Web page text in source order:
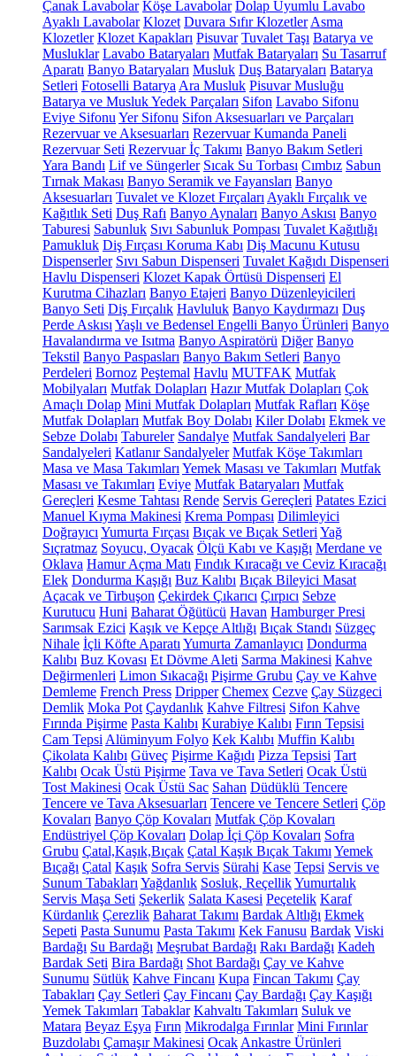
Çanak Lavabolar Köşe Lavabolar Dolap Uyumlu Lavabo
Ayaklı Lavabolar Klozet Duvara Sıfır Klozetler Asma
Klozetler Klozet Kapakları Pisuvar Tuvalet Taşı Batarya ve
Musluklar Lavabo Bataryaları Mutfak Bataryaları Su Tasarruf
Aparatı Banyo Bataryaları Musluk Duş Bataryaları Batarya
Setleri Fotoselli Batarya Ara Musluk Pisuvar Musluğu
Batarya ve Musluk Yedek Parçaları Sifon Lavabo Sifonu
Eviye Sifonu Yer Sifonu Sifon Aksesuarları ve Parçaları
Rezervuar ve Aksesuarları Rezervuar Kumanda Paneli
Rezervuar Seti Rezervuar İç Takımı Banyo Bakım Setleri
Yara Bandı Lif ve Süngerler Sıcak Su Torbası Cımbız Sabun
Tırnak Makası Banyo Seramik ve Fayansları Banyo
Aksesuarları Tuvalet ve Klozet Fırçaları Ayaklı Fırçalık ve
Kağıtlık Seti Duş Rafı Banyo Aynaları Banyo Askısı Banyo
Taburesi Sabunluk Sıvı Sabunluk Pompası Tuvalet Kağıtlığı
Pamukluk Diş Fırçası Koruma Kabı Diş Macunu Kutusu
Dispenserler Sıvı Sabun Dispenseri Tuvalet Kağıdı Dispenseri
Havlu Dispenseri Klozet Kapak Örtüsü Dispenseri El
Kurutma Cihazları Banyo Etajeri Banyo Düzenleyicileri
Banyo Seti Diş Fırçalık Havluluk Banyo Kaydırmazı Duş
Perde Askısı Yaşlı ve Bedensel Engelli Banyo Ürünleri Banyo
Havalandırma ve Isıtma Banyo Aspiratörü Diğer Banyo
Tekstil Banyo Paspasları Banyo Bakım Setleri Banyo
Perdeleri Bornoz Peştemal Havlu MUTFAK Mutfak
Mobilyaları Mutfak Dolapları Hazır Mutfak Dolapları Çok
Amaçlı Dolap Mini Mutfak Dolapları Mutfak Rafları Köşe
Mutfak Dolapları Mutfak Boy Dolabı Kiler Dolabı Ekmek ve
Sebze Dolabı Tabureler Sandalye Mutfak Sandalyeleri Bar
Sandalyeleri Katlanır Sandalyeler Mutfak Köşe Takımları
Masa ve Masa Takımları Yemek Masası ve Takımları Mutfak
Masası ve Takımları Eviye Mutfak Bataryaları Mutfak
Gereçleri Kesme Tahtası Rende Servis Gereçleri Patates Ezici
Manuel Kıyma Makinesi Krema Pompası Dilimleyici
Doğrayıcı Yumurta Fırçası Bıçak ve Bıçak Setleri Yağ
Sıçratmaz Soyucu, Oyacak Ölçü Kabı ve Kaşığı Merdane ve
Oklava Hamur Açma Matı Fındık Kıracağı ve Ceviz Kıracağı
Elek Dondurma Kaşığı Buz Kalıbı Bıçak Bileyici Masat
Açacak ve Tirbuşon Çekirdek Çıkarıcı Çırpıcı Sebze
Kurutucu Huni Baharat Öğütücü Havan Hamburger Presi
Sarımsak Ezici Kaşık ve Kepçe Altlığı Bıçak Standı Süzgeç
Nihale İçli Köfte Aparatı Yumurta Zamanlayıcı Dondurma
Kalıbı Buz Kovası Et Dövme Aleti Sarma Makinesi Kahve
Değirmenleri Limon Sıkacağı Pişirme Grubu Çay ve Kahve
Demleme French Press Dripper Chemex Cezve Çay Süzgeci
Demlik Moka Pot Çaydanlık Kahve Filtresi Sifon Kahve
Fırında Pişirme Pasta Kalıbı Kurabiye Kalıbı Fırın Tepsisi
Cam Tepsi Alüminyum Folyo Kek Kalıbı Muffin Kalıbı
Çikolata Kalıbı Güveç Pişirme Kağıdı Pizza Tepsisi Tart
Kalıbı Ocak Üstü Pişirme Tava ve Tava Setleri Ocak Üstü
Tost Makinesi Ocak Üstü Sac Sahan Düdüklü Tencere
Tencere ve Tava Aksesuarları Tencere ve Tencere Setleri Çöp
Kovaları Banyo Çöp Kovaları Mutfak Çöp Kovaları
Endüstriyel Çöp Kovaları Dolap İçi Çöp Kovaları Sofra
Grubu Çatal,Kaşık,Bıçak Çatal Kaşık Bıçak Takımı Yemek
Bıçağı Çatal Kaşık Sofra Servis Sürahi Kase Tepsi Servis ve
Sunum Tabakları Yağdanlık Sosluk, ReçellikYumurtalık
Servis Maşa Seti Şekerlik Salata Kasesi Peçetelik Karaf
Kürdanlık Çerezlik Baharat Takımı Bardak Altlığı Ekmek
Sepeti Pasta Sunumu Pasta Takımı Kek Fanusu Bardak Viski
Bardağı Su Bardağı Meşrubat Bardağı Rakı Bardağı Kadeh
Bardak Seti Bira Bardağı Shot Bardağı Çay ve Kahve
Sunumu Sütlük Kahve Fincanı Kupa Fincan Takımı Çay
Tabakları Çay Setleri Çay Fincanı Çay Bardağı Çay Kaşığı
Yemek Takımları Tabaklar Kahvaltı Takımları Suluk ve
Matara Beyaz Eşya Fırın Mikrodalga Fırınlar Mini Fırınlar
Buzdolabı Çamaşır Makinesi Ocak Ankastre Ürünleri